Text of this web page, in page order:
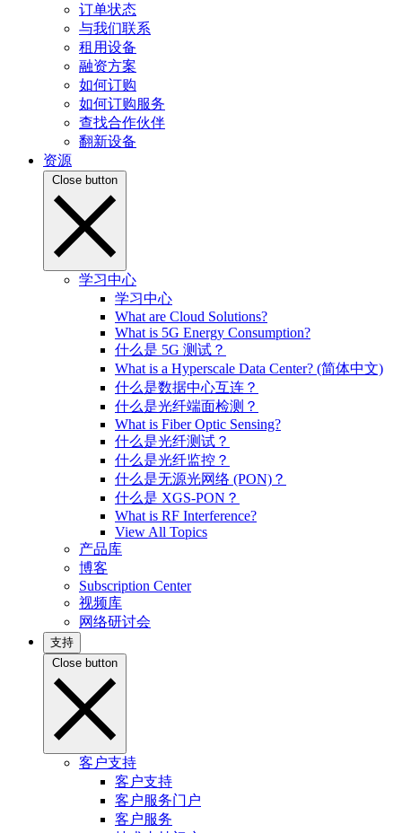
订单状态
与我们联系
租用设备
融资方案
如何订购
如何订购服务
查找合作伙伴
翻新设备
资源
Close button
学习中心
学习中心
What are Cloud Solutions?
What is 5G Energy Consumption?
什么是 5G 测试？
What is a Hyperscale Data Center? (简体中文)
什么是数据中心互连？
什么是光纤端面检测？
What is Fiber Optic Sensing?
什么是光纤测试？
什么是光纤监控？
什么是无源光网络 (PON)？
什么是 XGS-PON？
What is RF Interference?
View All Topics
产品库
博客
Subscription Center
视频库
网络研讨会
支持
Close button
客户支持
客户支持
客户服务门户
客户服务